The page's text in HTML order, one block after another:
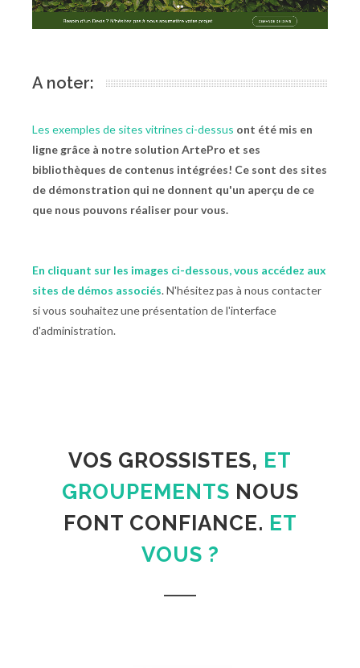
A noter:
Les exemples de sites vitrines ci-dessus ont été mis en
ligne grâce à notre solution ArtePro et ses
bibliothèques de contenus intégrées! Ce sont des sites
de démonstration qui ne donnent qu'un aperçu de ce
que nous pouvons réaliser pour vous.
En cliquant sur les images ci-dessous, vous accédez aux
sites de démos associés . N'hésitez pas à nous contacter
si vous souhaitez une présentation de l'interface
d'administration.
VOS GROSSISTES, ET
GROUPEMENTS NOUS
FONT CONFIANCE. ET
VOUS ?